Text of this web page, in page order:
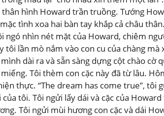
hình Howard trần truồng. Tướng
tình xoa hai bàn tay khắp cả châu
ngó nhìn nét mặt của Howard, chiêm
lần mò nắm vào con cu của chàng
dài ra và sẵn sàng dựng cột chào cờ
Tôi thèm con cặc này đã từ lâu.
thực. “The dream has come true”, tôi
tôi. Tôi ngửi lấy dái và cặc của
Tôi ngửi mùi hương con cặc và dái